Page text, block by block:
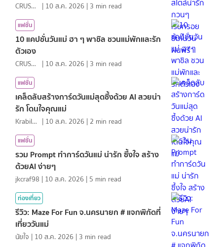
CRUSHที่แปลว่าแอบชอบ | 10 ส.ค. 2026 | 3 min read
แฟชั่น
10 แคปชั่นวันแม่ ฮา ๆ พาชิล ชวนแม่พักและรัก
ตัวเอง
CRUSHที่แปลว่าแอบชอบ | 10 ส.ค. 2026 | 3 min read
แฟชั่น
เคล็ดลับสร้างการ์ดวันแม่สุดซึ้งด้วย AI สวยน่า
รัก โดนใจคุณแม่
KrabiInsight | 10 ส.ค. 2026 | 2 min read
แฟชั่น
รวม Prompt ทำการ์ดวันแม่ น่ารัก ซึ้งใจ สร้าง
ด้วยAI ง่ายๆ
jkcraf98 | 10 ส.ค. 2026 | 5 min read
ท่องเที่ยว
รีวิว: Maze For Fun จ.นครนายก # แจกพิกัดที่
เที่ยววันแม่
นัยใจ | 10 ส.ค. 2026 | 3 min read